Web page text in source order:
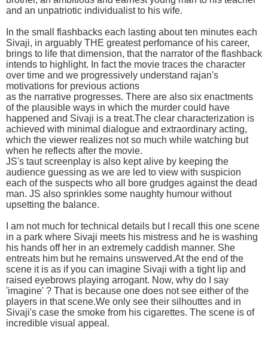
and an unpatriotic individualist to his wife.
In the small flashbacks each lasting about ten minutes each
Sivaji, in arguably THE greatest perfomance of his career,
brings to life that dimension, that the narrator of the flashback
intends to highlight. In fact the movie traces the character
over time and we progressively understand rajan's
motivations for previous actions
as the narrative progresses. There are also six enactments
of the plausible ways in which the murder could have
happened and Sivaji is a treat.The clear characterization is
achieved with minimal dialogue and extraordinary acting,
which the viewer realizes not so much while watching but
when he reflects after the movie.
JS's taut screenplay is also kept alive by keeping the
audience guessing as we are led to view with suspicion
each of the suspects who all bore grudges against the dead
man. JS also sprinkles some naughty humour without
upsetting the balance.
I am not much for technical details but I recall this one scene
in a park where Sivaji meets his mistress and he is washing
his hands off her in an extremely caddish manner. She
entreats him but he remains unswerved.At the end of the
scene it is as if you can imagine Sivaji with a tight lip and
raised eyebrows playing arrogant. Now, why do I say
'imagine' ? That is because one does not see either of the
players in that scene.We only see their silhouttes and in
Sivaji's case the smoke from his cigarettes. The scene is of
incredible visual appeal.